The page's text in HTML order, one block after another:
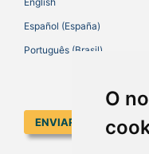
O
Español (España)
Português (Brasil)
ENVIAR SUBMISSÃO